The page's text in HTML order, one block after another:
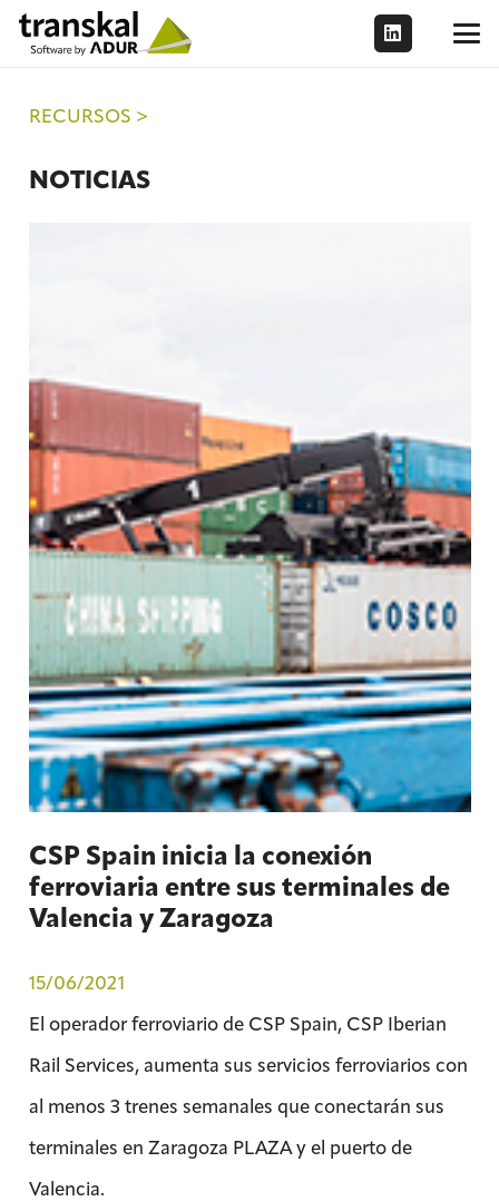
RECURSOS >
NOTICIAS
CSP Spain inicia la conexión
ferroviaria entre sus terminales de
Valencia y Zaragoza
15/06/2021
El operador ferroviario de CSP Spain, CSP Iberian
Rail Services, aumenta sus servicios ferroviarios con
al menos 3 trenes semanales que conectarán sus
terminales en Zaragoza PLAZA y el puerto de
Valencia.